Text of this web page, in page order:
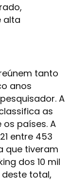
alta
tanto
anos
A
as
os países. A
entre 453
que tiveram
dos 10 mil
total,